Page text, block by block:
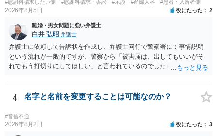
どの程度証拠価値があるのか ⇒前後のやり取りや誓約書の具体的内容
を見ない限り、具体的な判断はできませんが、一定の証拠価値はある
と考えます。 ③ 借用書があっても、後から100万円を貸付扱いに変更
することは認められるのか。 ⇒おそらく１００万円は不当利得（受け
取る正当な権利がないのに利益を取得した）として返還請求されてい
るものかと推察しますので、 貸金返還ではないかと存じます。 ④ 私
は現在、収入も不安定で貯金もなくリボ払い借金が既に約100万あり。
今年に再婚したが主人はお金に厳しい為、一括で220万円を支払う事は
困難 仮に裁判で敗訴した場合でも、分割払いになる可能性はあります
か。 ⇒判決となり敗訴してしまった場合は、強制執行により不動産等
の財産を差し押さえられ、そこから債権回収が図られることになりま
いにより支払うことも十分可能です。 ⑤ このような事情であれば、私
#慰謝料請求したい側 #慰謝料請求・訴訟 #示談 #産婦人科 #患者・入所者側
2026年8月5日 役にたった 2
離婚・男女問題に強い弁護士
白井 弘昭 弁護士
弁護士に依頼して告訴状を作成し、弁護士同行で警察署にて事情説明
という流れが一般的ですが、警察から「被害届は、出してもいいがそ
れでもう打切りにしてほしい」と言われているのでしたら、あまり結
検察庁に訴えるのもありかもしれないですが、実際に捜査をするの
は、結局所轄だと思われますので、やはり結論は変わらないかもしれ
ないです。 一度、最寄りの「刑事に強い」とうたっている弁護士に相
談してみてはいかがでしょうか。 以上、ご参考まで。
4 名字と名前を変更することは可能なのか？
#音信不通
2026年8月2日 役にたった 3